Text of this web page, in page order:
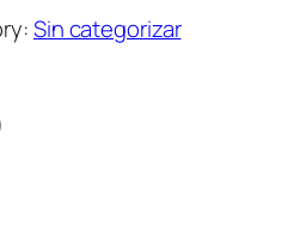
Sin categorizar